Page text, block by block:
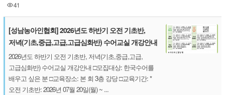
41
[성남농아인협회] 2026년도 하반기 오전 기초반,
저녁(기초,중급,고급,고급심화반) 수어교실 개강안내
2026년도 하반기 오전 기초반, 저녁(기초,중급,고급,
고급심화반) 수어교실 개강안내 □모집대상: 한국수어를
배우고 싶은 분 □교육장소: 본 회 3층 강당 □교육기간: *
오전 기초반: 2026년 07월 20일(월) ~ ...